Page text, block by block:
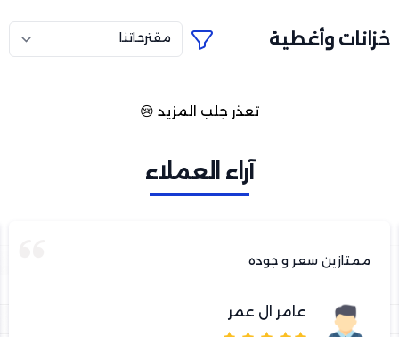
خزانات وأغطية
تعذر جلب المزيد 😢
آراء العملاء
ممتازين سعر و جوده
عامر ال عمر